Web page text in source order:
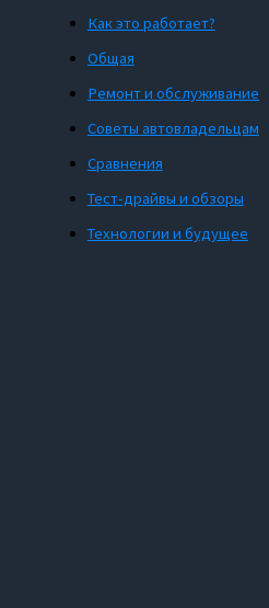
Как это работает?
Общая
Ремонт и обслуживание
Советы автовладельцам
Сравнения
Тест-драйвы и обзоры
Технологии и будущее